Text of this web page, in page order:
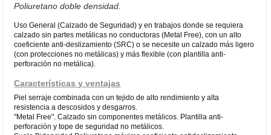
Poliuretano doble densidad.
Uso General (Calzado de Seguridad) y en trabajos donde se requiera
calzado sin partes metálicas no conductoras (Metal Free), con un alto
coeficiente anti-deslizamiento (SRC) o se necesite un calzado más ligero
(con protecciones no metálicas) y más flexible (con plantilla anti-
perforación no metálica).
Características y ventajas
Piel serraje combinada con un tejido de alto rendimiento y alta
resistencia a descosidos y desgarros.
"Metal Free". Calzado sin componentes metálicos. Plantilla anti-
perforación y tope de seguridad no metálicos.